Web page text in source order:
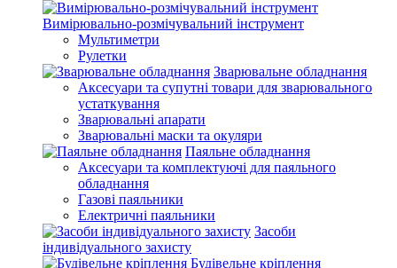
Вимірювально-розмічувальний інструмент
Мультиметри
Рулетки
Зварювальне обладнання
Аксесуари та супутні товари для зварювального
устаткування
Зварювальні апарати
Зварювальні маски та окуляри
Паяльне обладнання
Аксесуари та комплектуючі для паяльного
обладнання
Газові паяльники
Електричні паяльники
Засоби
індивідуального захисту
Будівельне кріплення